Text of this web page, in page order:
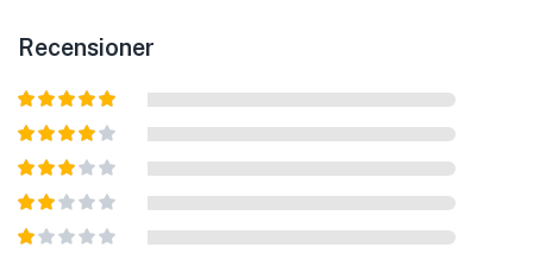
Recensioner
Betygsatt5
av 5
Betygsatt
4av 5
Betygsatt
3av 5
Betygsatt
2av